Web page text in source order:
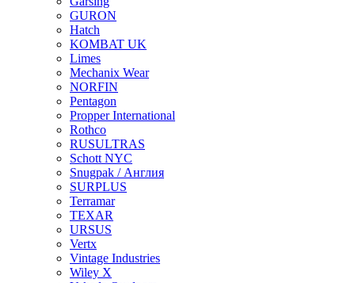
GURON
Hatch
KOMBAT UK
Limes
Mechanix Wear
NORFIN
Pentagon
Propper International
Rothco
RUSULTRAS
Schott NYC
Snugpak / Англия
SURPLUS
Terramar
TEXAR
URSUS
Vertx
Vintage Industries
Wiley X